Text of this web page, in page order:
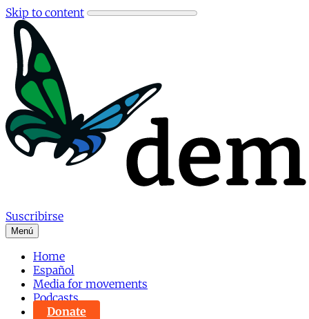
Skip to content
Suscribirse
Menú
Home
Español
Media for movements
Podcasts
Donate